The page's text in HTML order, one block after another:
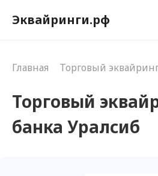
Эквайринги.рф
Главная Торговый
Торговый
банка Уралсиб